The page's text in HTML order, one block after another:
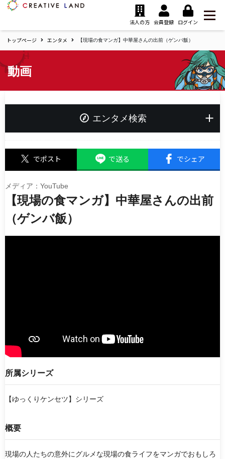
ク
エ
イ
テ
ィ
ブ
ド
法人の方 会員登録 ログイン
トップページ エンタメ 【現場の食マンガ】中華屋さんの出前（ゲンバ飯）
動画
エンタメ検索
タグ
夢追い人応援プロジェクト
噂の土木応援チームデミーとマツ
『Weekly Cre-Lan』
TOKYO MX『ももいろインフラーZ』
ウシワカ−日本のインフラを守る技能者たちの挑戦−
新着動画
ランダム
でポスト で送る でシェア
メディア：YouTube
【現場の食マンガ】中華屋さんの出前
（ゲンバ飯）
所属シリーズ
【ゆっくりケンセツ】シリーズ
概要
現場の人たちの意外にグルメな現場の食ライフをマンガでおもしろ